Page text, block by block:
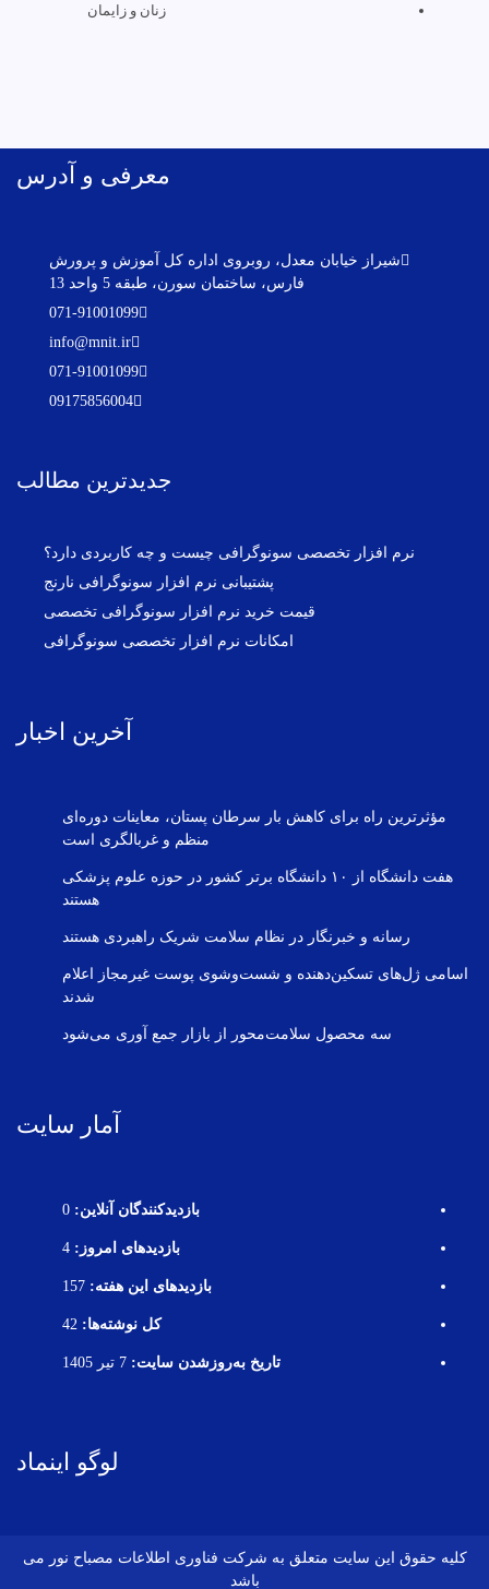
زنان و زایمان
معرفی و آدرس
شیراز خیابان معدل، روبروی اداره کل آموزش و پرورش
فارس، ساختمان سورن، طبقه 5 واحد 13
071-91001099
info@mnit.ir
071-91001099
09175856004
جدیدترین مطالب
نرم افزار تخصصی سونوگرافی چیست و چه کاربردی دارد؟
پشتیبانی نرم افزار سونوگرافی نارنج
قیمت خرید نرم افزار سونوگرافی تخصصی
امکانات نرم افزار تخصصی سونوگرافی
آخرین اخبار
مؤثرترین راه برای کاهش بار سرطان پستان، معاینات دوره‌ای
منظم و غربالگری است
هفت دانشگاه از ۱۰ دانشگاه برتر کشور در حوزه علوم پزشکی
هستند
رسانه و خبرنگار در نظام سلامت شریک راهبردی هستند
اسامی ژل‌های تسکین‌دهنده و شست‌وشوی پوست غیرمجاز اعلام
شدند
سه محصول سلامت‌محور از بازار جمع آوری می‌شود
آمار سایت
بازدیدکنندگان آنلاین: 0
بازدیدهای امروز: 4
بازدیدهای این هفته: 157
کل نوشته‌ها: 42
تاریخ به‌روزشدن سایت: 7 تیر 1405
لوگو اینماد
کلیه حقوق این سایت متعلق به شرکت فناوری اطلاعات مصباح نور می
باشد